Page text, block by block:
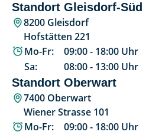
Standort Gleisdorf-Süd
8200 Gleisdorf
Hofstätten 221
Mo-Fr:
09:00- 18:00 Uhr
Sa:
08:00- 13:00 Uhr
Standort Oberwart
7400 Oberwart
Wiener Strasse 101
Mo-Fr:
09:00- 18:00 Uhr